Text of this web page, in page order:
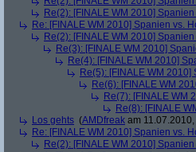
Re(2): [FINALE WM 2010]
Re: [FINALE WM 2010] Spanien vs.
Re(2): [FINALE WM 2010]
Re(3): [FINALE WM 2010]
Re(4): [FINALE WM 2010]
Re(5): [FINALE WM 2010]
Re(6): [FINALE WM
Re(7): [FINALE WM
Re(8): [FINALE
Los gehts (AMDfreak am
Re: [FINALE WM 2010] Spanien vs.
Re(2): [FINALE WM 2010]